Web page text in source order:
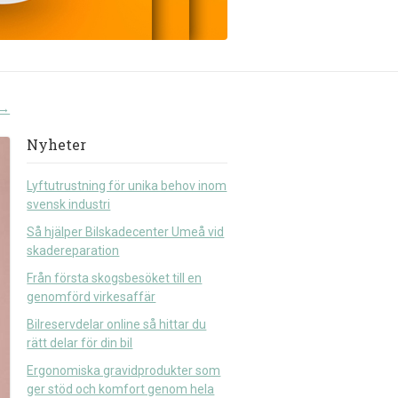
Nyheter
Lyftutrustning för unika behov inom
svensk industri
Så hjälper Bilskadecenter Umeå vid
skadereparation
Från första skogsbesöket till en
genomförd virkesaffär
Bilreservdelar online så hittar du
rätt delar för din bil
Ergonomiska gravidprodukter som
ger stöd och komfort genom hela